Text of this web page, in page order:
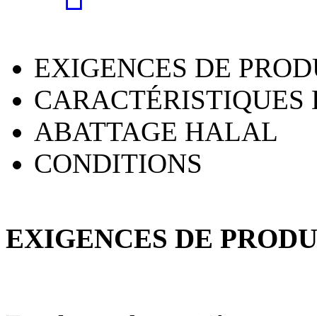
EXIGENCES DE
CARACTÉRISTIQUES
ABATTAGE HALAL
CONDITIONS
EXIGENCES DE